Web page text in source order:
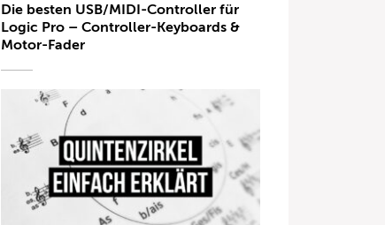
Die besten USB/MIDI-Controller für
Logic Pro – Controller-Keyboards &
Motor-Fader